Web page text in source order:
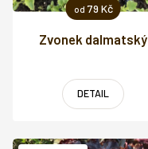
od 79 Kč
Zvonek dalmatský
DETAIL